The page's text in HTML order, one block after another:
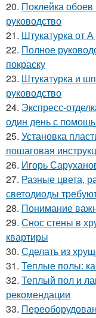
20. Поклейка обоев
руководство
21. Штукатурка от
22. Полное
покраску
23. Штукатурка и
руководство
24. Экспресс-
один день с
25. Установка
пошаговая
26. Игорь
27. Разные цвета,
светодиоды
28. Понимание
29. Снос стены в
квартиры
30. Сделать из
31. Теплые полы:
32. Теплый пол и
рекомендации
33.